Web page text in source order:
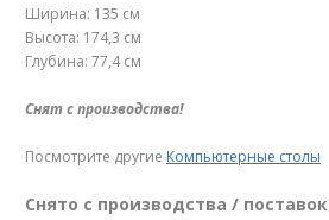
Ширина: 135 см
Высота: 174,3 см
Глубина: 77,4 см
Снят с производства!
Посмотрите другие Компьютерные столы
Снято с производства / поставок